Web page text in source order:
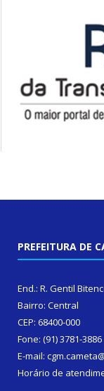
PREFEITURA DE
End.: R. Gentil
Bairro: Central
CEP: 68400-000
Fone: (91) 3781-3886
E-mail:
Horário de